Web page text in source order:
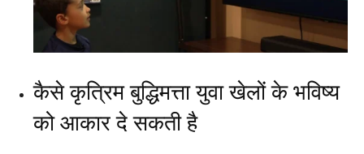
कैसे कृत्रिम बुद्धिमत्ता युवा खेलों के भविष्य
को आकार दे सकती है